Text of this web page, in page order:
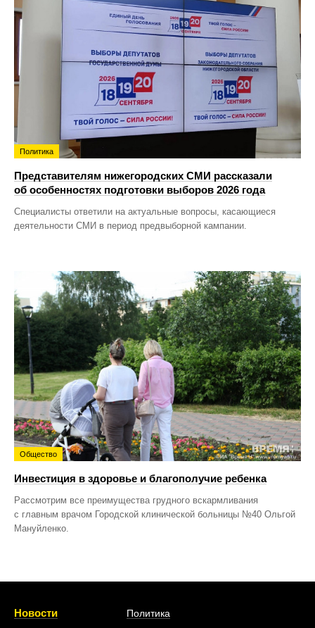
Политика
Представителям нижегородских СМИ рассказали
об особенностях подготовки выборов 2026 года
Специалисты ответили на актуальные вопросы, касающиеся
деятельности СМИ в период предвыборной кампании.
Общество
Инвестиция в здоровье и благополучие ребенка
Рассмотрим все преимущества грудного вскармливания
с главным врачом Городской клинической больницы №40 Ольгой
Мануйленко.
Новости
Политика